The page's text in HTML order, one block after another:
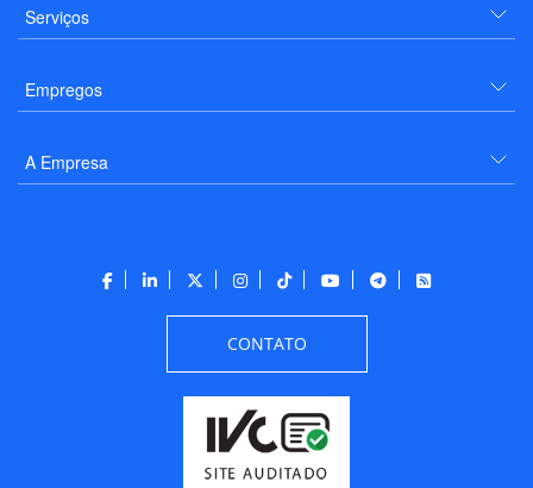
Serviços
Empregos
A Empresa
CONTATO